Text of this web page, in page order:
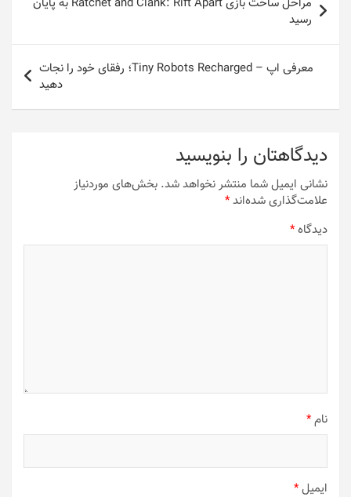
نوشته
رسید
معرفی اپ – Tiny Robots Recharged؛ رفقای خود را نجات
دهید
دیدگاهتان را بنویسید
نشانی ایمیل شما منتشر نخواهد شد. بخش‌های موردنیاز
علامت‌گذاری شده‌اند*
دیدگاه*
نام*
ایمیل*